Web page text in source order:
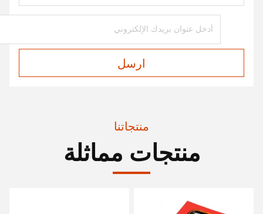
ارسل
منتجاتنا
منتجات مماثلة